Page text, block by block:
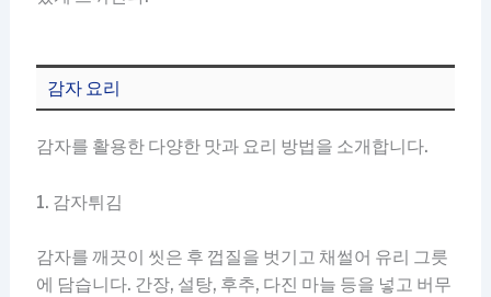
감자 요리
감자를 활용한 다양한 맛과 요리 방법을 소개합니다.
1. 감자튀김
감자를 깨끗이 씻은 후 껍질을 벗기고 채썰어 유리 그릇
에 담습니다. 간장, 설탕, 후추, 다진 마늘 등을 넣고 버무